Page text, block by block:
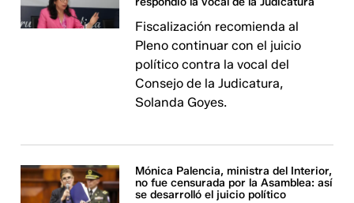
Fiscalización recomienda al
Pleno continuar con el juicio
político contra la vocal del
Consejo de la Judicatura,
Solanda Goyes.
Mónica Palencia, ministra del Interior,
no fue censurada por la Asamblea: así
se desarrolló el juicio político